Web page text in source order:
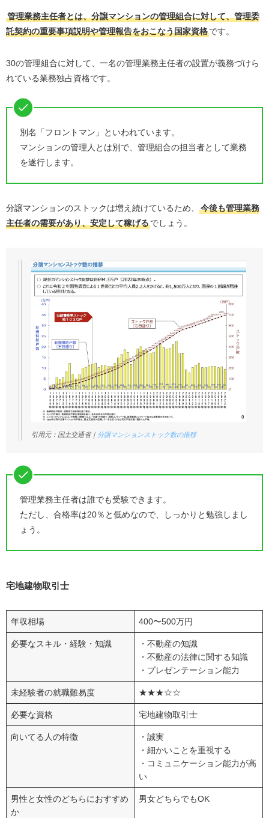
管理業務主任者とは、分譲マンションの管理組合に対して、管理委
託契約の重要事項説明や管理報告をおこなう国家資格です。
30の管理組合に対して、一名の管理業務主任者の設置が義務づけら
れている業務独占資格です。
別名「フロントマン」といわれています。
マンションの管理人とは別で、管理組合の担当者として業務
を遂行します。
分譲マンションのストックは増え続けているため、
今後も管理業務
主任者の需要があり、安定して稼げるでしょう。
引用元：国土交通省｜ 分譲マンションストック数の推移
管理業務主任者は誰でも受験できます。
ただし、合格率は20％と低めなので、しっかりと勉強しまし
ょう。
宅地建物取引士
年収相場 400〜500万円
必要なスキル・経験・知識
・不動産の知識
・不動産の法律に関する知識
・プレゼンテーション能力
未経験者の就職難易度 ★★★☆☆
必要な資格 宅地建物取引士
向いてる人の特徴
・誠実
・細かいことを重視する
・コミュニケーション能力が高
い
男性と女性のどちらにおすすめ
か
男女どちらでもOK